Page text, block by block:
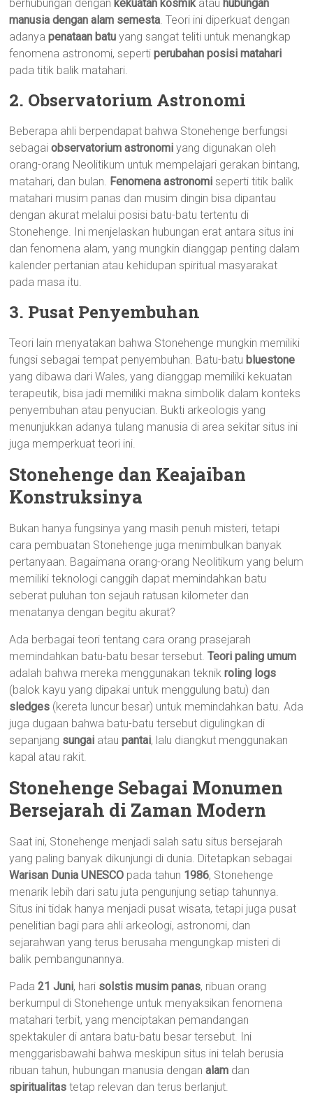
berhubungan dengan kekuatan kosmikatau hubungan
manusia dengan alam semesta. Teori ini diperkuat dengan
adanyapenataan batu yang sangat teliti untuk menangkap
fenomena astronomi, sepertiperubahan posisi matahari
pada titik balik matahari.
2. Observatorium Astronomi
Beberapa ahli berpendapat bahwa Stonehenge berfungsi
sebagaiobservatorium astronomi yang digunakan oleh
orang-orang Neolitikum untuk mempelajari gerakan bintang,
matahari, dan bulan. Fenomena astronomi seperti titik balik
matahari musim panas dan musim dingin bisa dipantau
dengan akurat melalui posisi batu-batu tertentu di
Stonehenge. Ini menjelaskan hubungan erat antara situs ini
dan fenomena alam, yang mungkin dianggap penting dalam
kalender pertanian atau kehidupan spiritual masyarakat
pada masa itu.
3. Pusat Penyembuhan
Teori lain menyatakan bahwa Stonehenge mungkin memiliki
fungsi sebagai tempat penyembuhan. Batu-batu bluestone
yang dibawa dari Wales, yang dianggap memiliki kekuatan
terapeutik, bisa jadi memiliki makna simbolik dalam konteks
penyembuhan atau penyucian. Bukti arkeologis yang
menunjukkan adanya tulang manusia di area sekitar situs ini
juga memperkuat teori ini.
Stonehenge dan Keajaiban
Konstruksinya
Bukan hanya fungsinya yang masih penuh misteri, tetapi
cara pembuatan Stonehenge juga menimbulkan banyak
pertanyaan. Bagaimana orang-orang Neolitikum yang belum
memiliki teknologi canggih dapat memindahkan batu
seberat puluhan ton sejauh ratusan kilometer dan
menatanya dengan begitu akurat?
Ada berbagai teori tentang cara orang prasejarah
memindahkan batu-batu besar tersebut.Teori paling umum
adalah bahwa mereka menggunakan teknikroling logs
(balok kayu yang dipakai untuk menggulung batu) dan
sledges (kereta luncur besar) untuk memindahkan batu. Ada
juga dugaan bahwa batu-batu tersebut digulingkan di
sepanjang sungai ataupantai, lalu diangkut menggunakan
kapal atau rakit.
Stonehenge Sebagai Monumen
Bersejarah di Zaman Modern
Saat ini, Stonehenge menjadi salah satu situs bersejarah
yang paling banyak dikunjungi di dunia. Ditetapkan sebagai
Warisan Dunia UNESCO pada tahun 1986, Stonehenge
menarik lebih dari satu juta pengunjung setiap tahunnya.
Situs ini tidak hanya menjadi pusat wisata, tetapi juga pusat
penelitian bagi para ahli arkeologi, astronomi, dan
sejarahwan yang terus berusaha mengungkap misteri di
balik pembangunannya.
Pada21 Juni, hari solstis musim panas, ribuan orang
berkumpul di Stonehenge untuk menyaksikan fenomena
matahari terbit, yang menciptakan pemandangan
spektakuler di antara batu-batu besar tersebut. Ini
menggarisbawahi bahwa meskipun situs ini telah berusia
ribuan tahun, hubungan manusia denganalam dan
spiritualitas tetap relevan dan terus berlanjut.